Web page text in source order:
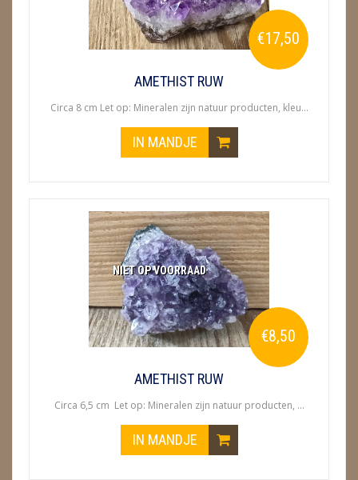
ZAKJES WATER ELIXERS
€17,50
AMETHIST RUW
Circa 8 cm Let op: Mineralen zijn natuur producten, kleu...
IN MANDJE
NIET OP VOORRAAD
€8,50
AMETHIST RUW
Circa 6,5 cm Let op: Mineralen zijn natuur producten, ...
IN MANDJE